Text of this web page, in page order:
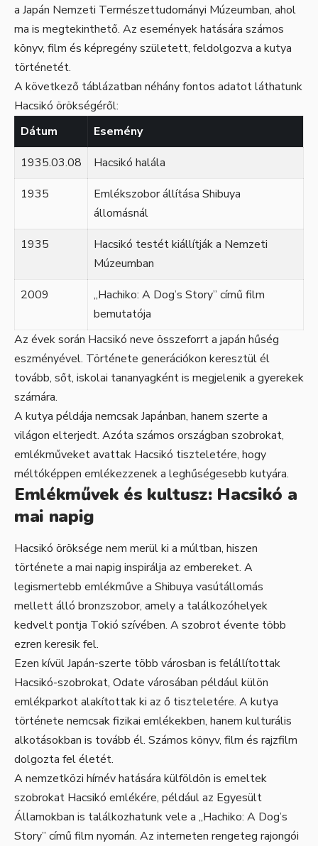
a Japán Nemzeti Természettudományi Múzeumban, ahol
ma is megtekinthető. Az események hatására számos
könyv, film és képregény született, feldolgozva a kutya
történetét.
A következő táblázatban néhány fontos adatot láthatunk
Hacsikó örökségéről:
Dátum
Esemény
1935.03.08
Hacsikó halála
1935
Emlékszobor állítása Shibuya
állomásnál
1935
Hacsikó testét kiállítják a Nemzeti
Múzeumban
2009
„Hachiko: A Dog’s Story” című film
bemutatója
Az évek során Hacsikó neve összeforrt a japán hűség
eszményével. Története generációkon keresztül él
tovább, sőt, iskolai tananyagként is megjelenik a gyerekek
számára.
A kutya példája nemcsak Japánban, hanem szerte a
világon elterjedt. Azóta számos országban szobrokat,
emlékműveket avattak Hacsikó tiszteletére, hogy
méltóképpen emlékezzenek a leghűségesebb kutyára.
Emlékművek és kultusz: Hacsikó a
mai napig
Hacsikó öröksége nem merül ki a múltban, hiszen
története a mai napig inspirálja az embereket. A
legismertebb emlékműve a Shibuya vasútállomás
mellett álló bronzszobor, amely a találkozóhelyek
kedvelt pontja Tokió szívében. A szobrot évente több
ezren keresik fel.
Ezen kívül Japán-szerte több városban is felállítottak
Hacsikó-szobrokat, Odate városában például külön
emlékparkot alakítottak ki az ő tiszteletére. A kutya
története nemcsak fizikai emlékekben, hanem kulturális
alkotásokban is tovább él. Számos könyv, film és rajzfilm
dolgozta fel életét.
A nemzetközi hírnév hatására külföldön is emeltek
szobrokat Hacsikó emlékére, például az Egyesült
Államokban is találkozhatunk vele a „Hachiko: A Dog’s
Story” című film nyomán. Az interneten rengeteg rajongói